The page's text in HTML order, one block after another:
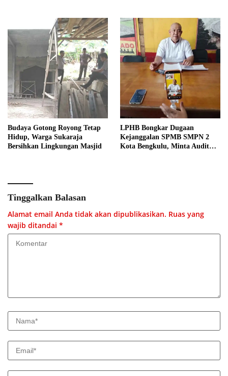
Budaya Gotong Royong Tetap
Hidup, Warga Sukaraja
Bersihkan Lingkungan Masjid
LPHB Bongkar Dugaan
Kejanggalan SPMB SMPN 2
Kota Bengkulu, Minta Audit
Tinggalkan Balasan
Alamat email Anda tidak akan dipublikasikan. Ruas yang
wajib ditandai *